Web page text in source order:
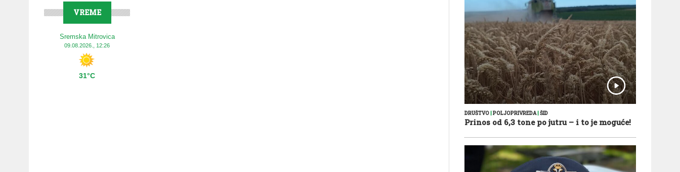
VREME
Sremska Mitrovica
09.08.2026., 12:26
31°C
DRUŠTVO|POLJOPRIVREDA|ŠID
Prinos od 6,3 tone po jutru – i to je moguće!